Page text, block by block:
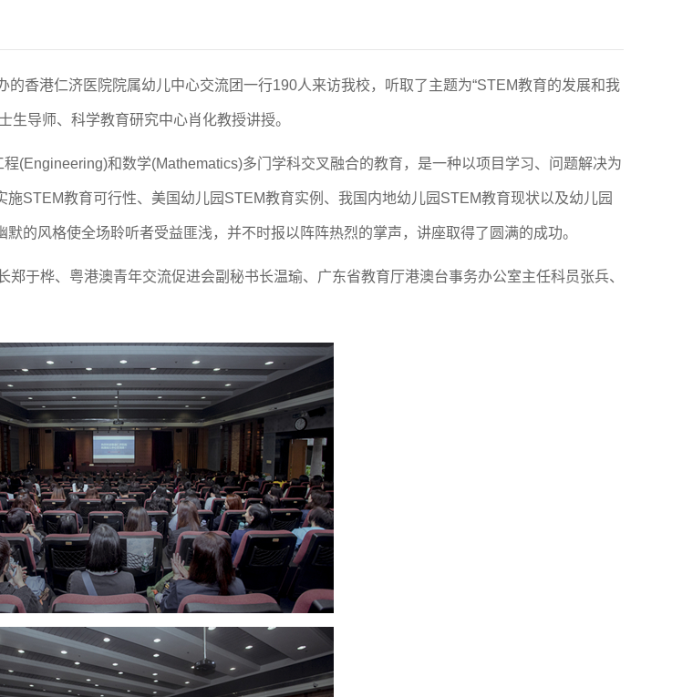
香港仁济医院院属幼儿中心交流团一行190人来访我校，听取了主题为“STEM教育的发展和我
生导师、科学教育研究中心肖化教授讲授。
(Engineering)和数学(Mathematics)多门学科交叉融合的教育，是一种以项目学习、问题解决为
STEM教育可行性、美国幼儿园STEM教育实例、我国内地幼儿园STEM教育现状以及幼儿园
的风格使全场聆听者受益匪浅，并不时报以阵阵热烈的掌声，讲座取得了圆满的成功。
于桦、粤港澳青年交流促进会副秘书长温瑜、广东省教育厅港澳台事务办公室主任科员张兵、